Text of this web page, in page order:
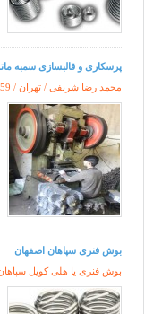
پرسکاری و قالبسازی سمبه
محمد رضا شریفی / تهران /
بوش فنری سپاهان اصفهان
بوش فنری یا هلی کویل